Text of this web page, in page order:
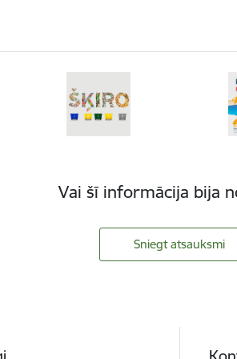
Vai šī informācija bija
Sniegt atsauksmi